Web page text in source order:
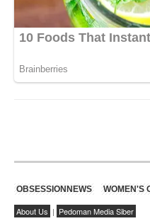
OBSESSIONNEWS WOMEN'S
About Us | Pedoman Media Siber